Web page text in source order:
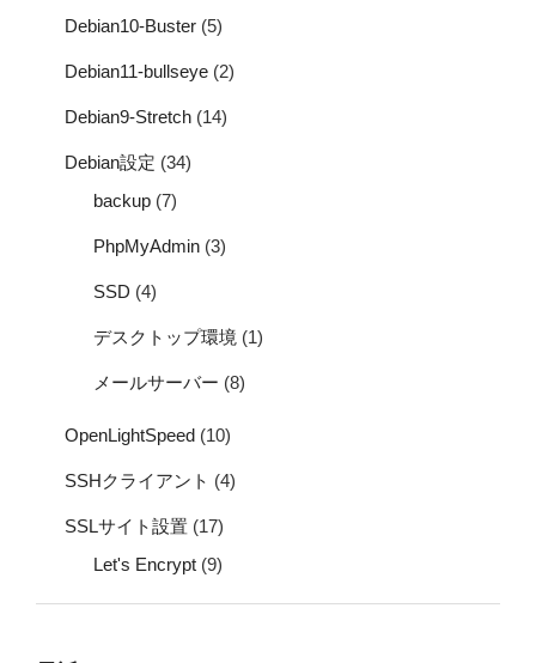
Debian10-Buster (5)
Debian11-bullseye (2)
Debian9-Stretch (14)
Debian設定 (34)
backup (7)
PhpMyAdmin (3)
SSD (4)
デスクトップ環境 (1)
メールサーバー (8)
OpenLightSpeed (10)
SSHクライアント (4)
SSLサイト設置 (17)
Let's Encrypt (9)